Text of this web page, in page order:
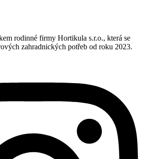
rodinné firmy Hortikula s.r.o., která se
zahradnických potřeb od roku 2023.